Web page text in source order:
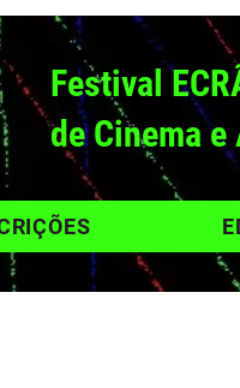
Festival
de Cinema e